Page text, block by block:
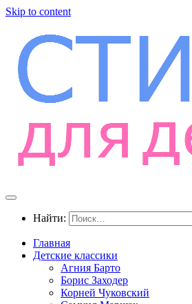
Skip to content
Найти:
Главная
Детские классики
Агния Барто
Борис Заходер
Корней Чуковский